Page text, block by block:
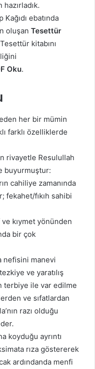
ebatında
oluşan Tesettür
kitabını
Oku.
her bir mümin
farklı özelliklerde
rivayetle Resulullah
buyurmuştur:
cahiliye zamanında
fekahet/fıkıh sahibi
kıymet yönünden
bir çok
nefisini manevi
ve yaratılış
terbiye ile var edilme
ve sıfatlardan
razı olduğu
koyduğu ayrıntı
rıza göstererek
ardındanda menfi